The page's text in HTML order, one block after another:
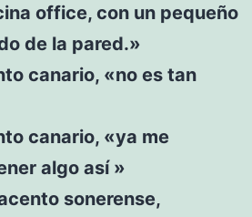
office, con un pequeño
de la pared.»
canario, «no es tan
canario, «ya me
algo así »
sonerense,